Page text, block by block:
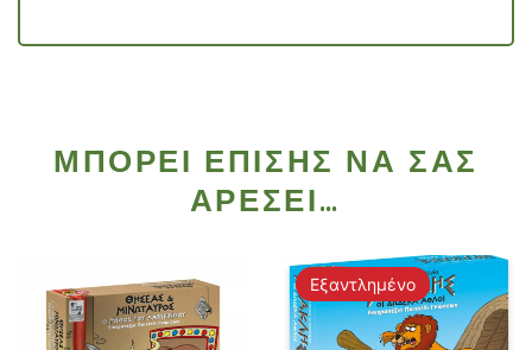
ΜΠΟΡΕΊ ΕΠΊΣΗΣ ΝΑ ΣΑΣ
ΑΡΈΣΕΙ…
Εξαντλημένο